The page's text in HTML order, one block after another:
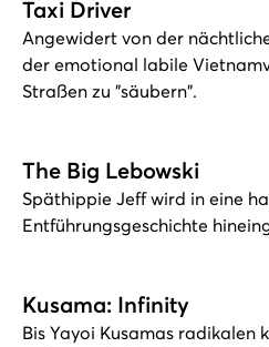
Taxi Driver
Angewidert von der
der emotional labile
Straßen zu "säubern".
The Big Lebowski
Späthippie Jeff wird in eine
Entführungsgeschichte
Kusama: Infinity
Bis Yayoi Kusamas radikalen